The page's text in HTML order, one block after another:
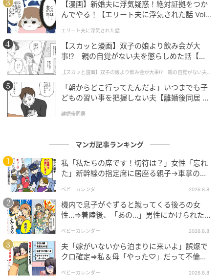
エキサイトニュース
【漫画】新婚夫に浮気疑惑！絶対証拠をつか
んでやる！【エリート夫に浮気された話 Vol.
エリート夫に浮気された話
【スカッと漫画】双子の娘より飲み会が大
事!? 親の自覚がない夫を懲らしめた話【第1
【スカッと漫画】双子の娘より飲み会が大事!? 親の自覚がない夫を
懲らしめた話
「朝からどこ行ってたんだよ」いつまでも子
どもの習い事を把握しない夫【離婚後同居 Vo
離婚後同居
マンガ記事ランキング
私「私たちの席です！切符は？」女性「忘れ
た」新幹線の指定席に居座る親子→車掌の注
ベビーカレンダー 2026.8.8
機内で息子がぐずると蹴ってくる後ろの女
性…⇒着陸後、「あの…」男性にかけられた驚
ベビーカレンダー 2026.8.8
夫「嫁がいないから泊まりに来いよ」誤爆で
クロ確定⇒私＆母「やった♡」だって不倫相
ベビーカレンダー 2026.8.8